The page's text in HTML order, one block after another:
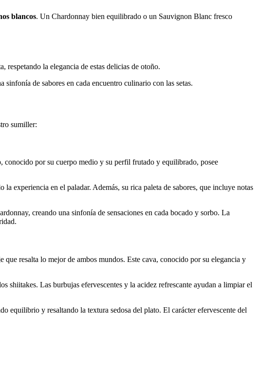
blancos. Un Chardonnay bien equilibrado o un Sauvignon Blanc fresco
respetando la elegancia de estas delicias de otoño.
de sabores en cada encuentro culinario con las setas.
sumiller:
conocido por su cuerpo medio y su perfil frutado y equilibrado, posee
experiencia en el paladar. Además, su rica paleta de sabores, que incluye notas
creando una sinfonía de sensaciones en cada bocado y sorbo. La
resalta lo mejor de ambos mundos. Este cava, conocido por su elegancia y
shiitakes. Las burbujas efervescentes y la acidez refrescante ayudan a limpiar el
equilibrio y resaltando la textura sedosa del plato. El carácter efervescente del